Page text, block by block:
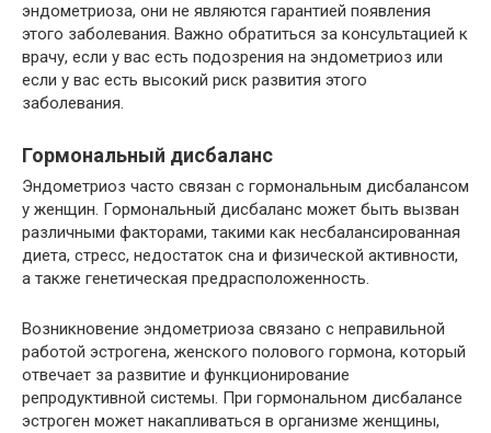
эндометриоза, они не являются гарантией появления
этого заболевания. Важно обратиться за консультацией к
врачу, если у вас есть подозрения на эндометриоз или
если у вас есть высокий риск развития этого
заболевания.
Гормональный дисбаланс
Эндометриоз часто связан с гормональным дисбалансом
у женщин. Гормональный дисбаланс может быть вызван
различными факторами, такими как несбалансированная
диета, стресс, недостаток сна и физической активности,
а также генетическая предрасположенность.
Возникновение эндометриоза связано с неправильной
работой эстрогена, женского полового гормона, который
отвечает за развитие и функционирование
репродуктивной системы. При гормональном дисбалансе
эстроген может накапливаться в организме женщины,